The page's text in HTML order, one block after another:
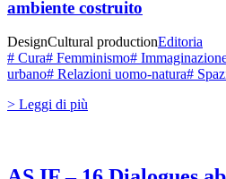
ambiente costruito
DesignCultural productionEditoria
# Cura# Femminismo#
urbano# Relazioni uomo-natura#
> Leggi di più